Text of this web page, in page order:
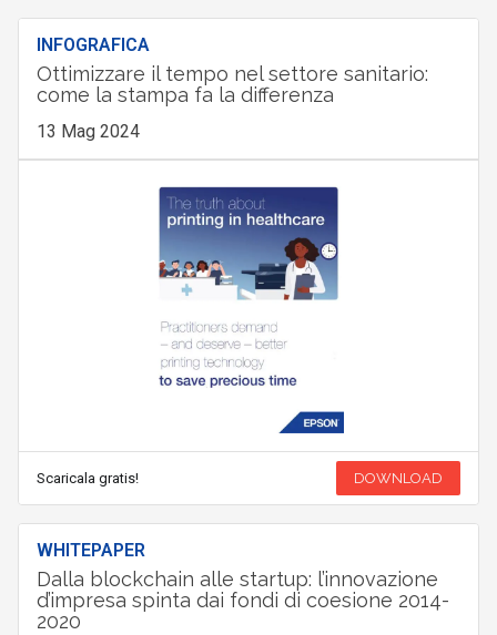
INFOGRAFICA
Ottimizzare il tempo nel settore sanitario:
come la stampa fa la differenza
13 Mag 2024
Scaricala gratis! DOWNLOAD
WHITEPAPER
Dalla blockchain alle startup: l’innovazione
d’impresa spinta dai fondi di coesione 2014-
2020